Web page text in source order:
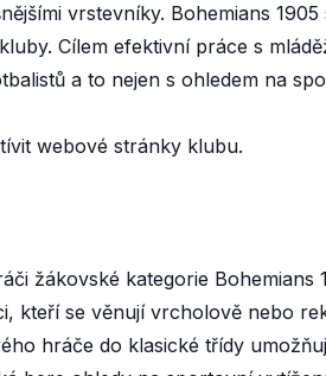
vrstevníky. Bohemians 1905
Cílem efektivní práce s
a to nejen s ohledem na
webové stránky klubu.
žákovské kategorie Bohemians
kteří se věnují vrcholově nebo
hráče do klasické třídy